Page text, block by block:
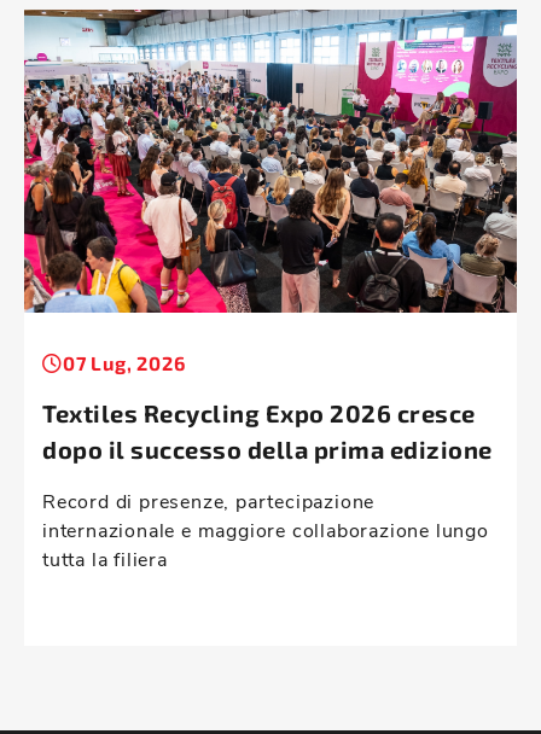
07 Lug, 2026
Textiles Recycling Expo 2026 cresce
dopo il successo della prima edizione
Record di presenze, partecipazione
internazionale e maggiore collaborazione lungo
tutta la filiera